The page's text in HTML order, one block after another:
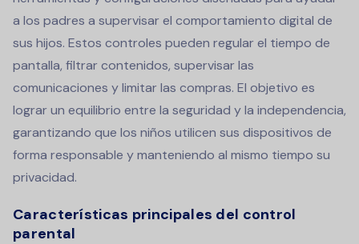
a los padres a supervisar el comportamiento digital de
sus hijos. Estos controles pueden regular el tiempo de
pantalla, filtrar contenidos, supervisar las
comunicaciones y limitar las compras. El objetivo es
lograr un equilibrio entre la seguridad y la independencia,
garantizando que los niños utilicen sus dispositivos de
forma responsable y manteniendo al mismo tiempo su
privacidad.
Características principales del control
parental